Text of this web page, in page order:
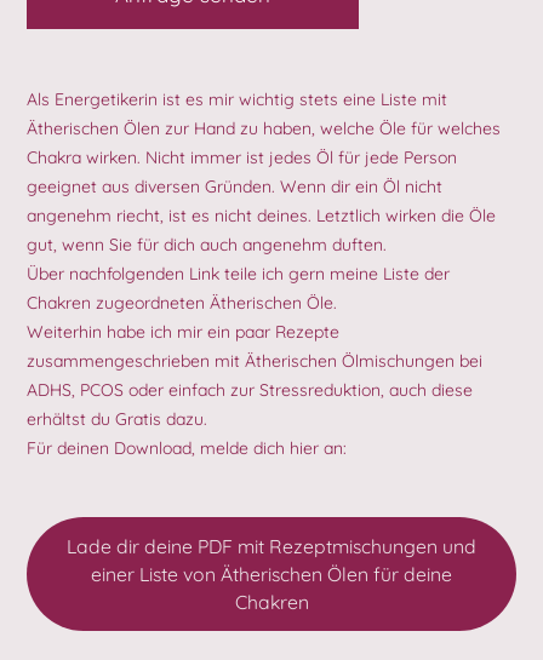
Als Energetikerin ist es mir wichtig stets eine Liste mit
Ätherischen Ölen zur Hand zu haben, welche Öle für welches
Chakra wirken. Nicht immer ist jedes Öl für jede Person
geeignet aus diversen Gründen. Wenn dir ein Öl nicht
angenehm riecht, ist es nicht deines. Letztlich wirken die Öle
gut, wenn Sie für dich auch angenehm duften.
Über nachfolgenden Link teile ich gern meine Liste der
Chakren zugeordneten Ätherischen Öle.
Weiterhin habe ich mir ein paar Rezepte
zusammengeschrieben mit Ätherischen Ölmischungen bei
ADHS, PCOS oder einfach zur Stressreduktion, auch diese
erhältst du Gratis dazu.
Für deinen Download, melde dich hier an:
Lade dir deine PDF mit Rezeptmischungen und
einer Liste von Ätherischen Ölen für deine
Chakren